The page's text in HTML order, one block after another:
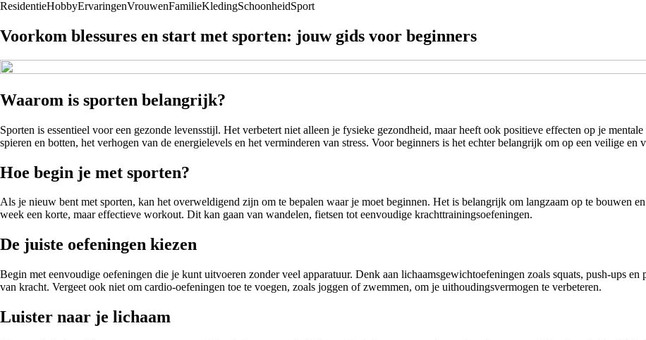
ResidentieHobbyErvaringenVrouwenFamilieKledingSchoonheidSport
Voorkom blessures en start met sporten: jouw gids voor beginners
Waarom is sporten belangrijk?
Sporten is essentieel voor een gezonde levensstijl. Het verbetert niet alleen je fysieke gezondheid, maar heeft ook positieve effecten op je
spieren en botten, het verhogen van de energielevels en het verminderen van stress. Voor beginners is het echter belangrijk om op een veilige en
Hoe begin je met sporten?
Als je nieuw bent met sporten, kan het overweldigend zijn om te bepalen waar je moet beginnen. Het is belangrijk om langzaam op te bouwen
week een korte, maar effectieve workout. Dit kan gaan van wandelen, fietsen tot eenvoudige krachttrainingsoefeningen.
De juiste oefeningen kiezen
Begin met eenvoudige oefeningen die je kunt uitvoeren zonder veel apparatuur. Denk aan lichaamsgewichtoefeningen zoals squats, push-ups
van kracht. Vergeet ook niet om cardio-oefeningen toe te voegen, zoals joggen of zwemmen, om je uithoudingsvermogen te verbeteren.
Luister naar je lichaam